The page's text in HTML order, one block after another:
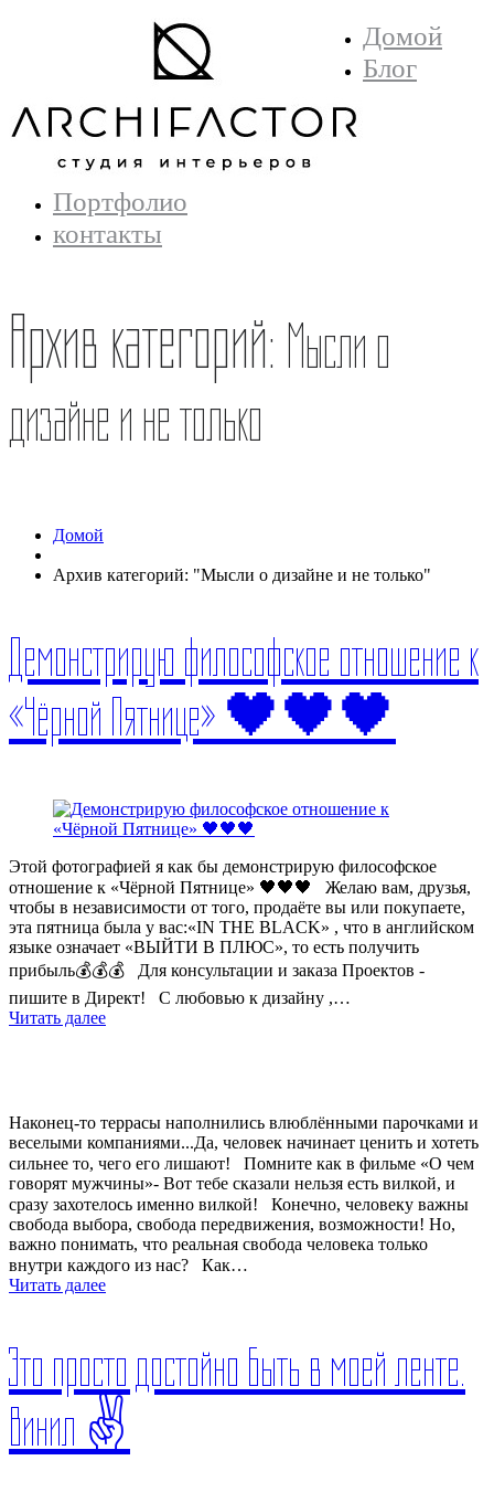
Домой
Блог
Портфолио
контакты
Архив категорий: Мысли о
дизайне и не только
Домой
Архив категорий: "Мысли о дизайне и не только"
Демонстрирую философское отношение к
«Чёрной Пятнице» 🖤🖤🖤
Этой фотографией я как бы демонстрирую философское
отношение к «Чёрной Пятнице» 🖤🖤🖤⠀Желаю вам, друзья,
чтобы в независимости от того, продаёте вы или покупаете,
эта пятница была у вас:«IN THE BLACK» , что в английском
языке означает «ВЫЙТИ В ПЛЮС», то есть получить
прибыль💰💰💰⠀Для консультации и заказа Проектов -
пишите в Директ!⠀С любовью к дизайну ,…
Читать далее
Наконец-то террасы наполнились влюблёнными парочками и
веселыми компаниями...Да, человек начинает ценить и хотеть
сильнее то, чего его лишают!⠀Помните как в фильме «О чем
говорят мужчины»- Вот тебе сказали нельзя есть вилкой, и
сразу захотелось именно вилкой!⠀Конечно, человеку важны
свобода выбора, свобода передвижения, возможности! Но,
важно понимать, что реальная свобода человека только
внутри каждого из нас?⠀Как…
Читать далее
Это просто достойно быть в моей ленте.
Винил ✌️